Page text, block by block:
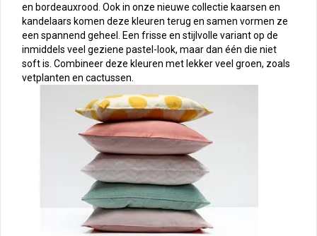
en bordeauxrood. Ook in onze nieuwe collectie kaarsen en
kandelaars komen deze kleuren terug en samen vormen ze
een spannend geheel. Een frisse en stijlvolle variant op de
inmiddels veel geziene pastel-look, maar dan één die niet
soft is. Combineer deze kleuren met lekker veel groen, zoals
vetplanten en cactussen.